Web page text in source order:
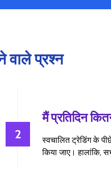
वाले प्रश्न
2
मैं प्रतिदिन
स्वचालित ट्रेडिंग के
किया जाए। हालांकि,